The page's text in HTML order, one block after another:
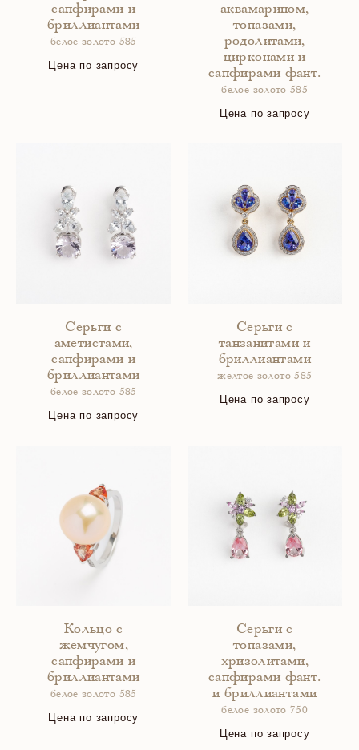
сапфирами и
бриллиантами
белое золото 585
Цена по запросу
аквамарином,
топазами,
родолитами,
цирконами и
сапфирами фант.
белое золото 585
Цена по запросу
Серьги с
аметистами,
сапфирами и
бриллиантами
белое золото 585
Цена по запросу
Серьги с
танзанитами и
бриллиантами
желтое золото 585
Цена по запросу
Кольцо с
жемчугом,
сапфирами и
бриллиантами
белое золото 585
Цена по запросу
Серьги с
топазами,
хризолитами,
сапфирами фант.
и бриллиантами
белое золото 750
Цена по запросу